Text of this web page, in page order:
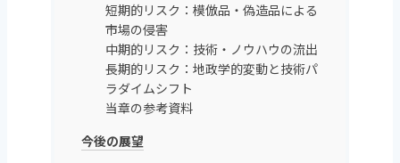
短期的リスク：模倣品・偽造品による
市場の侵害
中期的リスク：技術・ノウハウの流出
長期的リスク：地政学的変動と技術パ
ラダイムシフト
当章の参考資料
今後の展望